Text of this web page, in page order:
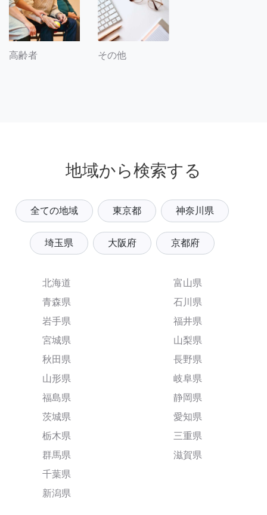
高齢者 その他
地域から検索する
全ての地域 東京都 神奈川県
埼玉県 大阪府 京都府
北海道
青森県
岩手県
宮城県
秋田県
山形県
福島県
茨城県
栃木県
群馬県
千葉県
新潟県
富山県
石川県
福井県
山梨県
長野県
岐阜県
静岡県
愛知県
三重県
滋賀県